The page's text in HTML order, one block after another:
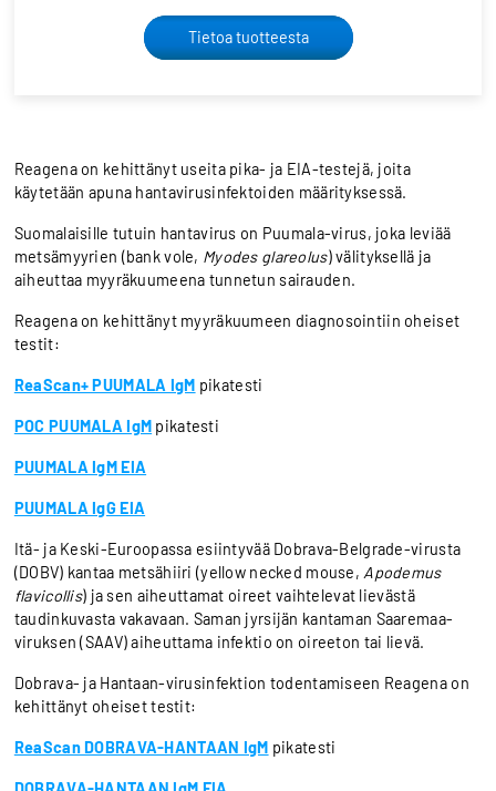
Tietoa tuotteesta
Reagena on kehittänyt useita pika- ja EIA-testejä, joita
käytetään apuna hantavirusinfektoiden määrityksessä.
Suomalaisille tutuin hantavirus on Puumala-virus, joka leviää
metsämyyrien (bank vole, Myodes glareolus) välityksellä ja
aiheuttaa myyräkuumeena tunnetun sairauden.
Reagena on kehittänyt myyräkuumeen diagnosointiin oheiset
testit:
ReaScan+ PUUMALA IgM pikatesti
POC PUUMALA IgM pikatesti
PUUMALA IgM EIA
PUUMALA IgG EIA
Itä- ja Keski-Euroopassa esiintyvää Dobrava-Belgrade-virusta
(DOBV) kantaa metsähiiri (yellow necked mouse, Apodemus
flavicollis) ja sen aiheuttamat oireet vaihtelevat lievästä
taudinkuvasta vakavaan. Saman jyrsijän kantaman Saaremaa-
viruksen (SAAV) aiheuttama infektio on oireeton tai lievä.
Dobrava- ja Hantaan-virusinfektion todentamiseen Reagena on
kehittänyt oheiset testit:
ReaScan DOBRAVA-HANTAAN IgM pikatesti